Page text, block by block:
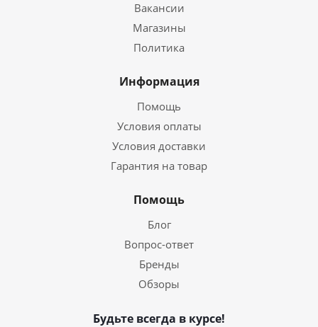
Вакансии
Магазины
Политика
Информация
Помощь
Условия оплаты
Условия доставки
Гарантия на товар
Помощь
Блог
Вопрос-ответ
Бренды
Обзоры
Будьте всегда в курсе!